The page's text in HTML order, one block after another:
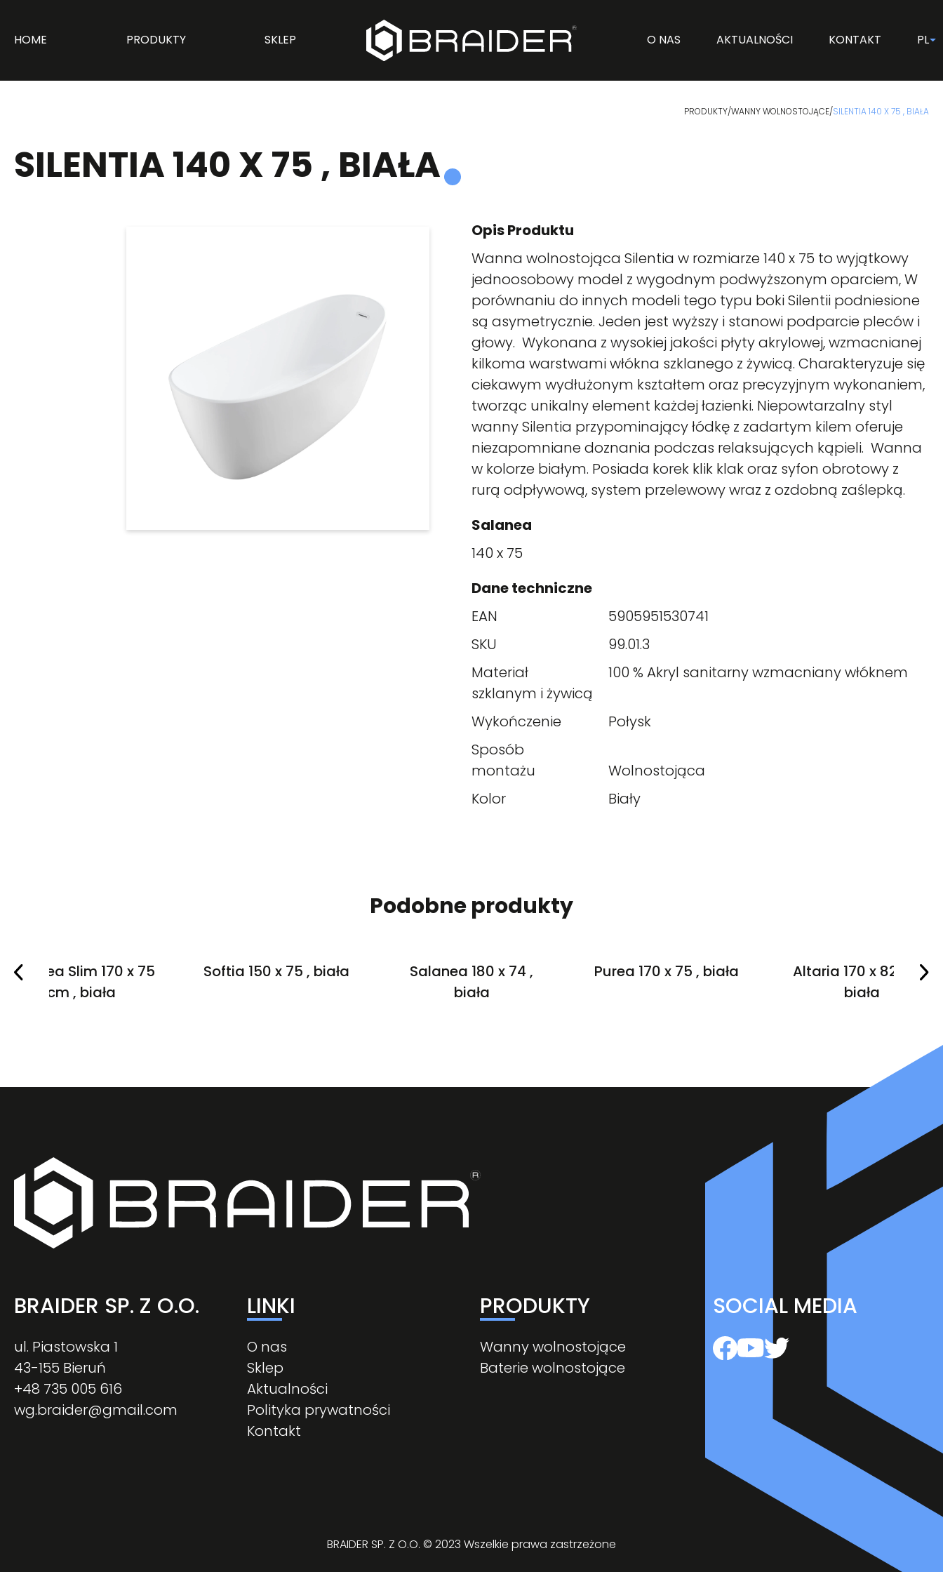
HOME PRODUKTY SKLEP O NAS AKTUALNOŚCI KONTAKT PL
PRODUKTY/WANNY WOLNOSTOJĄCE/SILENTIA 140 X 75 , BIAŁA
SILENTIA 140 X 75 , BIAŁA
Opis Produktu
Wanna wolnostojąca Silentia w rozmiarze 140 x 75 to wyjątkowy
jednoosobowy model z wygodnym podwyższonym oparciem, W
porównaniu do innych modeli tego typu boki Silentii podniesione
są asymetrycznie. Jeden jest wyższy i stanowi podparcie pleców i
głowy. Wykonana z wysokiej jakości płyty akrylowej, wzmacnianej
kilkoma warstwami włókna szklanego z żywicą. Charakteryzuje się
ciekawym wydłużonym kształtem oraz precyzyjnym wykonaniem,
tworząc unikalny element każdej łazienki. Niepowtarzalny styl
wanny Silentia przypominający łódkę z zadartym kilem oferuje
niezapomniane doznania podczas relaksujących kąpieli. Wanna
w kolorze białym. Posiada korek klik klak oraz syfon obrotowy z
rurą odpływową, system przelewowy wraz z ozdobną zaślepką.
Salanea
140 x 75
Dane techniczne
EAN
5905951530741
SKU
99.01.3
Materiał
100 % Akryl sanitarny wzmacniany włóknem
szklanym i żywicą
Wykończenie
Połysk
Sposób
montażu
Wolnostojąca
Kolor
Biały
Podobne produkty
Cannea Slim 170 x 75
cm , biała
Softia 150 x 75 , biała
Salanea 180 x 74 ,
biała
Purea 170 x 75 , biała
Altaria 170 x 82 cm ,
biała
BRAIDER SP. Z O.O.
ul. Piastowska 1
43-155 Bieruń
+48 735 005 616
wg.braider@gmail.com
LINKI
O nas
Sklep
Aktualności
Polityka prywatności
Kontakt
PRODUKTY
Wanny wolnostojące
Baterie wolnostojące
SOCIAL MEDIA
BRAIDER SP. Z O.O. © 2023 Wszelkie prawa zastrzeżone